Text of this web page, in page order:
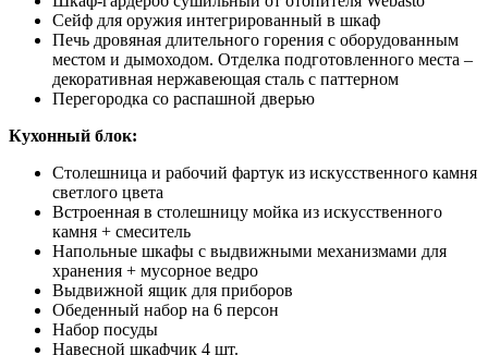
Сейф для оружия интегрированный в шкаф
Печь дровяная длительного горения с оборудованным
местом и дымоходом. Отделка подготовленного места –
декоративная нержавеющая сталь с паттерном
Перегородка со распашной дверью
Кухонный блок:
Столешница и рабочий фартук из искусственного камня
светлого цвета
Встроенная в столешницу мойка из искусственного
камня + смеситель
Напольные шкафы с выдвижными механизмами для
хранения + мусорное ведро
Выдвижной ящик для приборов
Обеденный набор на 6 персон
Набор посуды
Навесной шкафчик 4 шт.